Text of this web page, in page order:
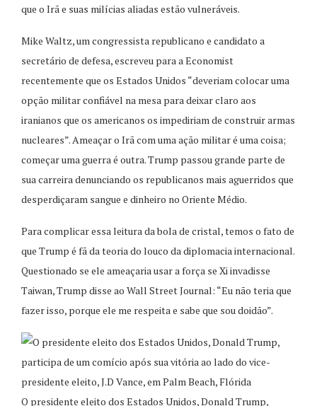
que o Irã e suas milícias aliadas estão vulneráveis.
Mike Waltz, um congressista republicano e candidato a
secretário de defesa, escreveu para a Economist
recentemente que os Estados Unidos “deveriam colocar uma
opção militar confiável na mesa para deixar claro aos
iranianos que os americanos os impediriam de construir armas
nucleares”. Ameaçar o Irã com uma ação militar é uma coisa;
começar uma guerra é outra. Trump passou grande parte de
sua carreira denunciando os republicanos mais aguerridos que
desperdiçaram sangue e dinheiro no Oriente Médio.
Para complicar essa leitura da bola de cristal, temos o fato de
que Trump é fã da teoria do louco da diplomacia internacional.
Questionado se ele ameaçaria usar a força se Xi invadisse
Taiwan, Trump disse ao Wall Street Journal: “Eu não teria que
fazer isso, porque ele me respeita e sabe que sou doidão”.
O presidente eleito dos Estados Unidos, Donald Trump,